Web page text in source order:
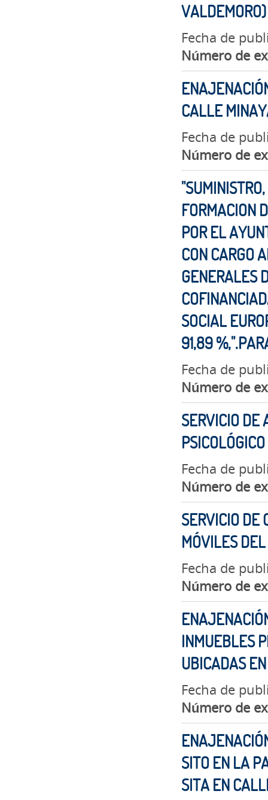
VALDEMORO)
Fecha de
Número de
CALLE
Fecha de
Número de
FORMACION
POR EL
CON CARGO
GENERALES
SOCIAL
91,89
Fecha de
Número de
SERVICIO DE
Fecha de
Número de
SERVICIO DE
MÓVILES
Fecha de
Número de
INMUEBLES
UBICADAS
Fecha de
Número de
SITO EN LA
SITA EN